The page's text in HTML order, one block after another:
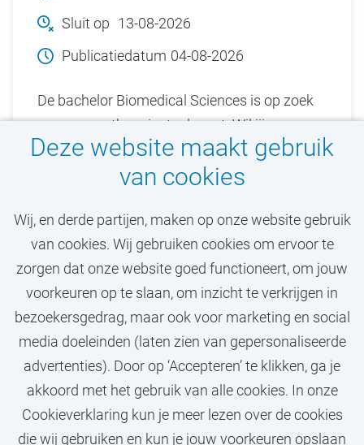
Deze website maakt gebruik
van cookies
Wij, en derde partijen, maken op onze website gebruik
van cookies. Wij gebruiken cookies om ervoor te
zorgen dat onze website goed functioneert, om jouw
voorkeuren op te slaan, om inzicht te verkrijgen in
bezoekersgedrag, maar ook voor marketing en social
media doeleinden (laten zien van gepersonaliseerde
advertenties). Door op ‘Accepteren’ te klikken, ga je
akkoord met het gebruik van alle cookies. In onze
Cookieverklaring kun je meer lezen over de cookies
die wij gebruiken en kun je jouw voorkeuren opslaan
Sluit op 13-08-2026
Publicatiedatum 04-08-2026
De bachelor Biomedical Sciences is op zoek
naar een enthousiaste docent. Wil jij een
inspirator zijn die de studenten door hun
eerste stappen op de universiteit loodst, op
dan ons docententeam versteken!
Bekijk vacature
Call-to-action bij meer vacatures